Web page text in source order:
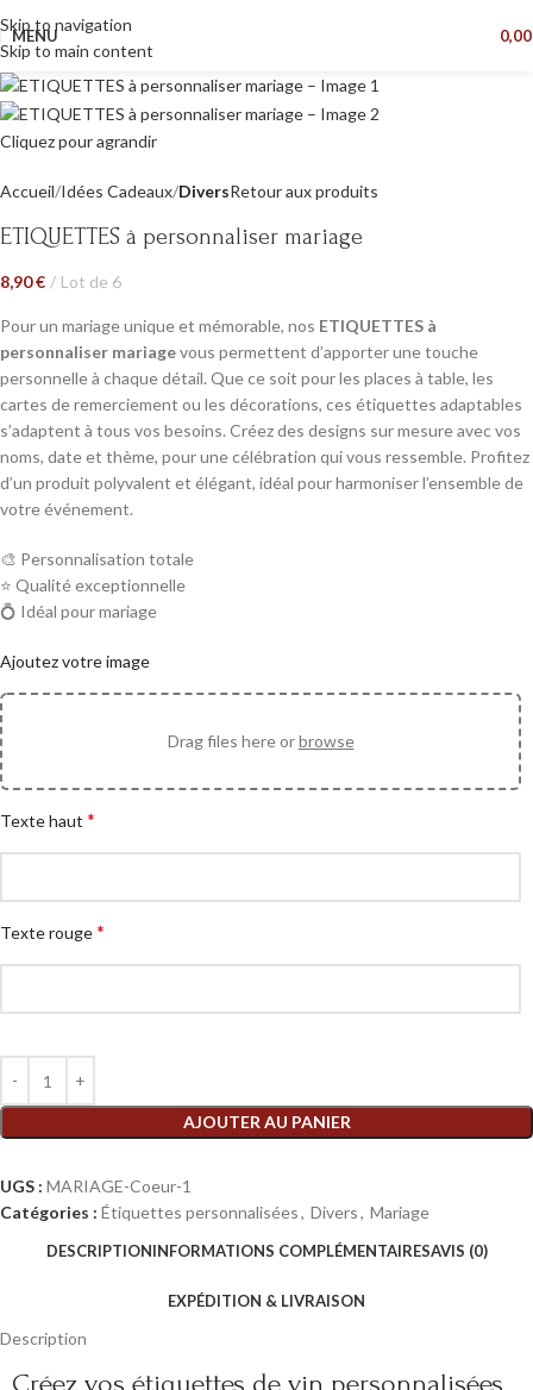
Skip to navigation
Skip to main content
MENU
Cliquez pour agrandir
Accueil Idées Cadeaux DiversRetour aux produits
ETIQUETTES à personnaliser mariage
8,90€ Lot de 6
Pour un mariage unique et mémorable, nos ETIQUETTES à
personnaliser mariagevous permettent d’apporter une touche
personnelle à chaque détail. Que ce soit pour les places à table, les
cartes de remerciement ou les décorations, ces étiquettes adaptables
s’adaptent à tous vos besoins. Créez des designs sur mesure avec vos
noms, date et thème, pour une célébration qui vous ressemble. Profitez
d’un produit polyvalent et élégant, idéal pour harmoniser l’ensemble de
votre événement.
🎨 Personnalisation totale
⭐ Qualité exceptionnelle
💍 Idéal pour mariage
Ajoutez votre image
Drag files here orbrowse
Texte haut *
Texte rouge*
AJOUTER AU PANIER
UGS : MARIAGE-Coeur-1
Catégories : Étiquettes personnalisées, Divers, Mariage
DESCRIPTIONINFORMATIONS COMPLÉMENTAIRESAVIS (0)
EXPÉDITION & LIVRAISON
Description